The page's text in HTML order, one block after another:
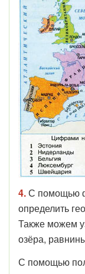
4.С помощью
определить
Также можем
озёра,
С помощью